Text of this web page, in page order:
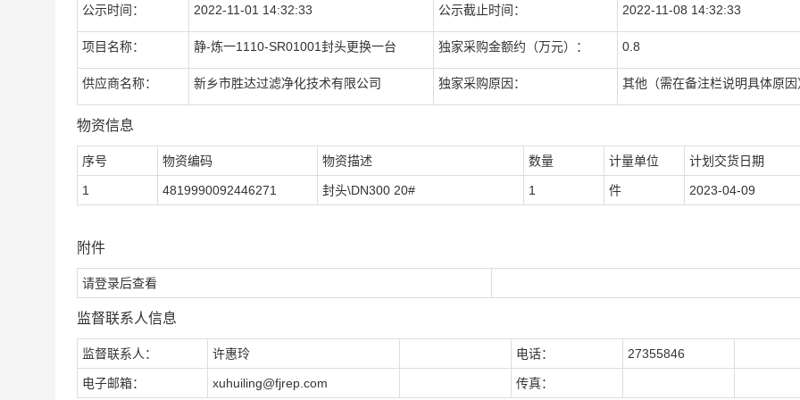
公示时间： 2022-11-01 14:32:33 公示截止时间： 2022-11-08 14:32:33
项目名称： 静-炼一1110-SR01001封头更换一台 独家采购金额约（万元）： 0.8
供应商名称： 新乡市胜达过滤净化技术有限公司 独家采购原因： 其他（需在备注栏说明具体原因
物资信息
序号 物资编码 物资描述 数量 计量单位 计划交货日期
1 4819990092446271 封头\DN300 20# 1 件 2023-04-09
附件
请登录后查看
监督联系人信息
监督联系人： 许惠玲 电话： 27355846
电子邮箱： xuhuiling@fjrep.com 传真：